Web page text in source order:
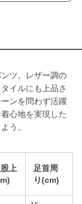
ツ。レザー調の
イルにも上品さ
ンを問わず活躍
心地を実現した
う。
上
足首周
り(cm)